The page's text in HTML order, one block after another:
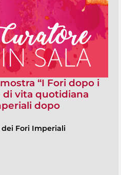
“I Fori dopo i
di vita quotidiana
dopo
Fori Imperiali